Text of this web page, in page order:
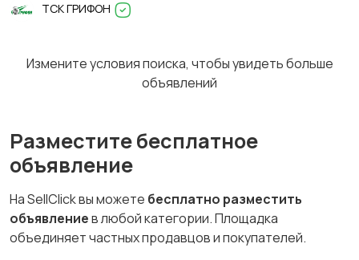
ТСК ГРИФОН
Измените условия поиска, чтобы увидеть больше
объявлений
Разместите бесплатное
объявление
На SellClick вы можете бесплатно разместить
объявлениев любой категории. Площадка
объединяет частных продавцов и покупателей.